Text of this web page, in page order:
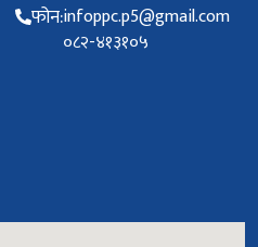
फोन:infoppc.p5@gmail.com
०८२-४१३१०५